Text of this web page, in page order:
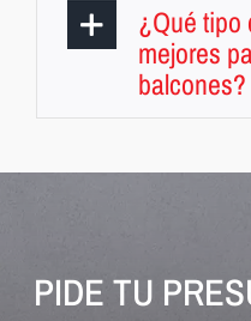
¿Qué tipo
mejores
balcones?
PIDE TU